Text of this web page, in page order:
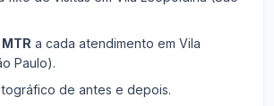
MTR a cada atendimento em Vila
Paulo).
de antes e depois.